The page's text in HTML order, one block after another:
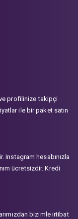
profilinize takipçi
ile bir paket satın
Instagram hesabınızla
ücretsizdir. Kredi
bizimle irtibat